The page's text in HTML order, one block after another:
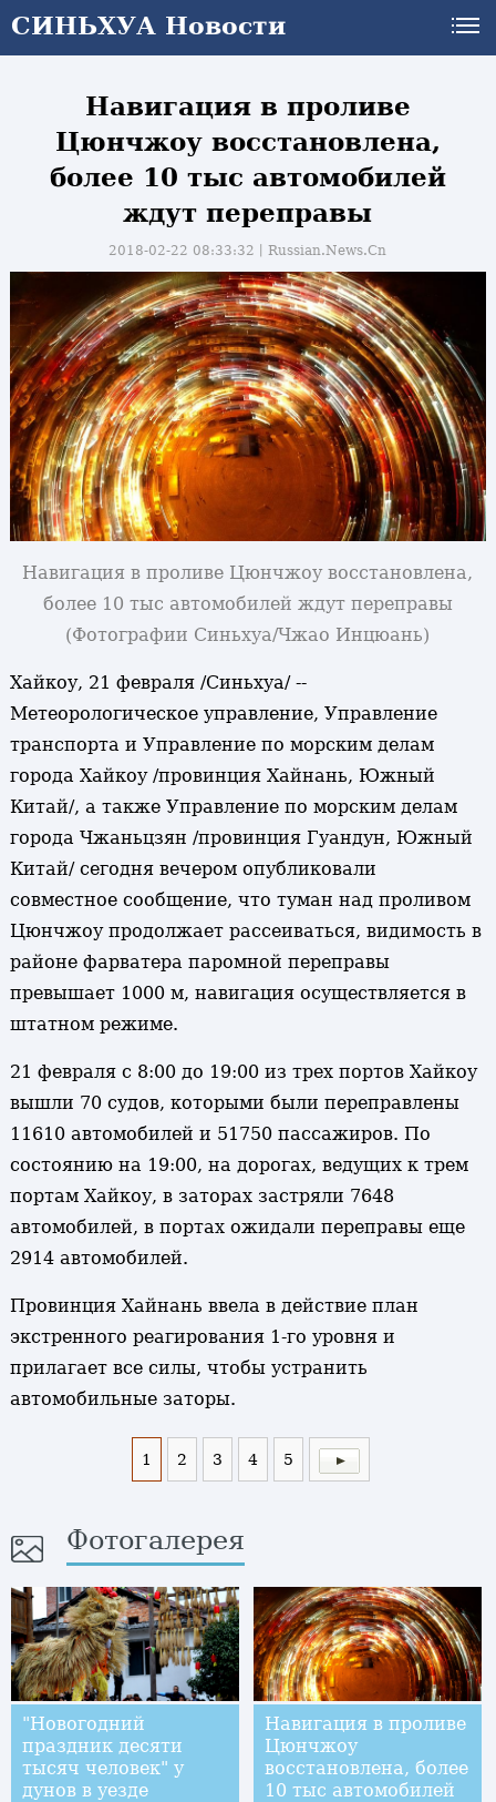
СИНЬХУА Новости
Навигация в проливе
Цюнчжоу восстановлена,
более 10 тыс автомобилей
ждут переправы
2018-02-22 08:33:32丨Russian.News.Cn
Навигация в проливе Цюнчжоу восстановлена,
более 10 тыс автомобилей ждут переправы
(Фотографии Синьхуа/Чжао Инцюань)
Хайкоу, 21 февраля /Синьхуа/ --
Метеорологическое управление, Управление
транспорта и Управление по морским делам
города Хайкоу /провинция Хайнань, Южный
Китай/, а также Управление по морским делам
города Чжаньцзян /провинция Гуандун, Южный
Китай/ сегодня вечером опубликовали
совместное сообщение, что туман над проливом
Цюнчжоу продолжает рассеиваться, видимость в
районе фарватера паромной переправы
превышает 1000 м, навигация осуществляется в
штатном режиме.
21 февраля с 8:00 до 19:00 из трех портов Хайкоу
вышли 70 судов, которыми были переправлены
11610 автомобилей и 51750 пассажиров. По
состоянию на 19:00, на дорогах, ведущих к трем
портам Хайкоу, в заторах застряли 7648
автомобилей, в портах ожидали переправы еще
2914 автомобилей.
Провинция Хайнань ввела в действие план
экстренного реагирования 1-го уровня и
прилагает все силы, чтобы устранить
автомобильные заторы.
1 2 3 4 5
Фотогалерея
"Новогодний
праздник десяти
тысяч человек" у
дунов в уезде
Навигация в проливе
Цюнчжоу
восстановлена, более
10 тыс автомобилей